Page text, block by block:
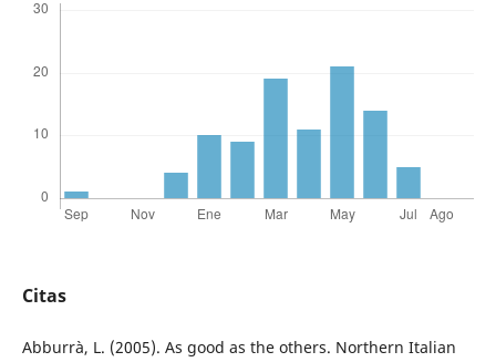
Citas
Abburrà, L. (2005). As good as the others. Northern Italian